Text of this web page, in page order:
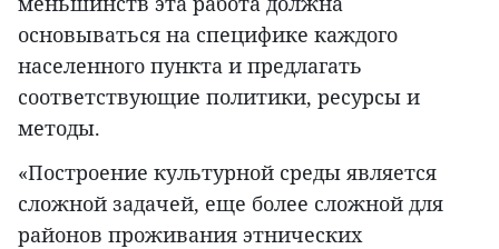
основываться на специфике каждого
населенного пункта и предлагать
соответствующие политики, ресурсы и
методы.
«Построение культурной среды является
сложной задачей, еще более сложной для
районов проживания этнических